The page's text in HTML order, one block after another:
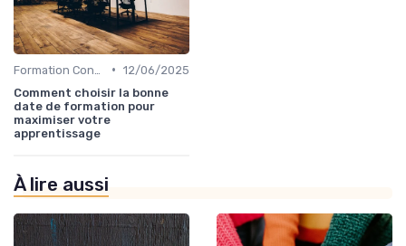
• 12/06/2025
Comment choisir la bonne
date de formation pour
maximiser votre
apprentissage
À lire aussi